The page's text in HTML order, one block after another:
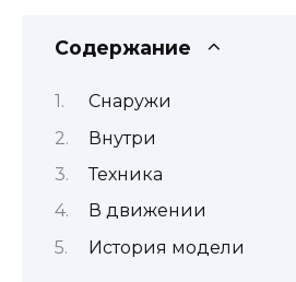
Содержание
Снаружи
Внутри
Техника
В движении
История модели